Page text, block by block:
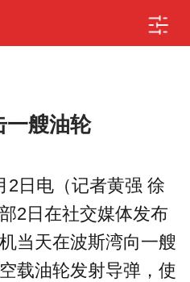
一艘油轮
2日电（记者黄强 徐
2日在社交媒体发布
当天在波斯湾向一艘
载油轮发射导弹，使